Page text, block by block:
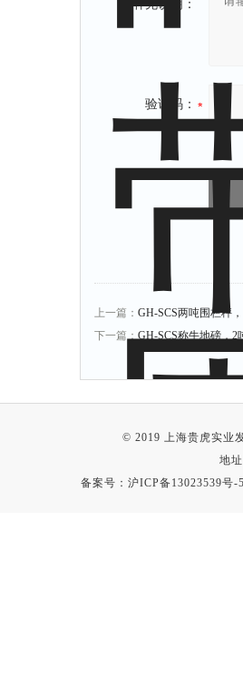
补充说明：
验证码：
上一篇： GH-SCS两吨围栏秤
下一篇：GH-SCS称牛地磅，
© 2019 上海贵虎实业
地
备案号：沪ICP备13023539号-